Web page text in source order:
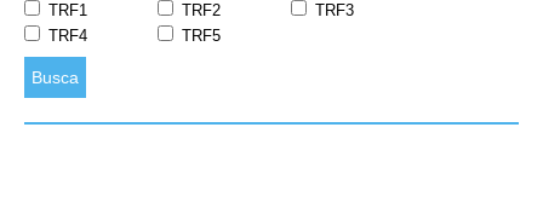
TRF1
TRF2
TRF3
TRF4
TRF5
Busca